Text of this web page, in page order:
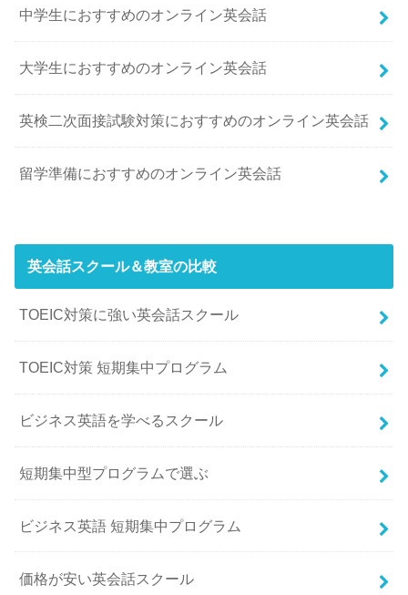
中学生におすすめのオンライン英会話
大学生におすすめのオンライン英会話
英検二次面接試験対策におすすめのオンライン英会話
留学準備におすすめのオンライン英会話
英会話スクール＆教室の比較
TOEIC対策に強い英会話スクール
TOEIC対策 短期集中プログラム
ビジネス英語を学べるスクール
短期集中型プログラムで選ぶ
ビジネス英語 短期集中プログラム
価格が安い英会話スクール